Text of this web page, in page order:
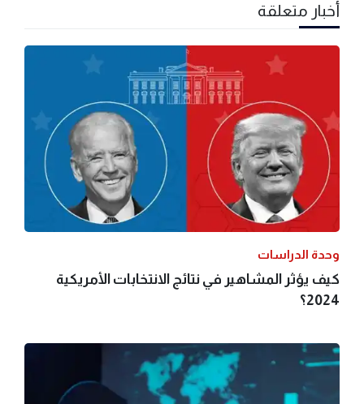
أخبار متعلقة
وحدة الدراسات
كيف يؤثر المشاهير في نتائج الانتخابات الأمريكية
2024؟